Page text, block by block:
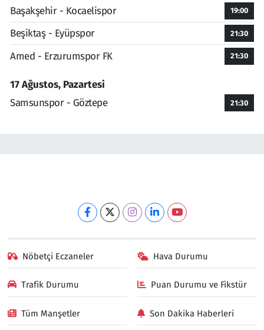
Başakşehir - Kocaelispor
19:00
Beşiktaş - Eyüpspor 21:30
Amed - Erzurumspor FK 21:30
17 Ağustos, Pazartesi
Samsunspor - Göztepe
21:30
Nöbetçi Eczaneler Hava Durumu
Trafik Durumu Puan Durumu ve Fikstür
Tüm Manşetler Son Dakika Haberleri